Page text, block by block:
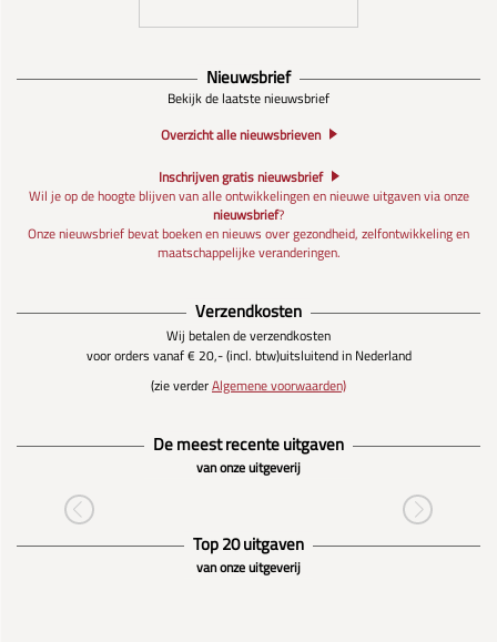
Nieuwsbrief
Bekijk de laatste nieuwsbrief
Overzicht alle nieuwsbrieven
Inschrijven gratis nieuwsbrief
Wil je op de hoogte blijven van alle ontwikkelingen en nieuwe uitgaven via onze
nieuwsbrief?
Onze nieuwsbrief bevat boeken en nieuws over gezondheid, zelfontwikkeling en
maatschappelijke veranderingen.
Verzendkosten
Wij betalen de verzendkosten
voor orders vanaf € 20,- (incl. btw)uitsluitend in Nederland
(zie verderAlgemene voorwaarden)
De meest recente uitgaven
van onze uitgeverij
Top 20 uitgaven
van onze uitgeverij